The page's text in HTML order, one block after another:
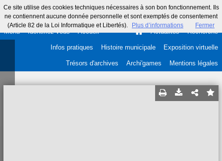
Ce site utilise des cookies techniques nécessaires à son bon fonctionnement. Ils
ne contiennent aucune donnée personnelle et sont exemptés de consentement
(Article 82 de la Loi Informatique et Libertés).
Plus d’informations Fermer
Menu Identifiez-vous Accueil Actualités Recherche
Infos pratiques Histoire municipale Exposition virtuelle
Trésors d'archives Archi'games Mentions légales